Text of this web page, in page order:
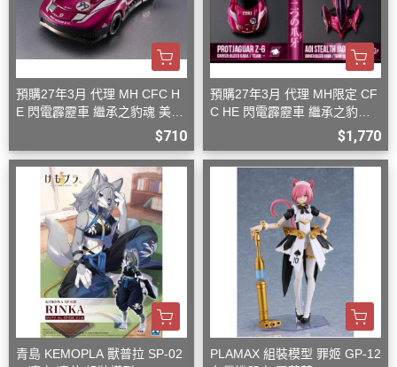
預購27年3月 代理 MH CFC H
E 閃電霹靂車 繼承之豹魂 美洲
$710
預購27年3月 代理 MH限定 CF
C HE 閃電霹靂車 繼承之豹魂
$1,770
青島 KEMOPLA 獸普拉 SP-02
PLAMAX 組裝模型 罪姬 GP-12